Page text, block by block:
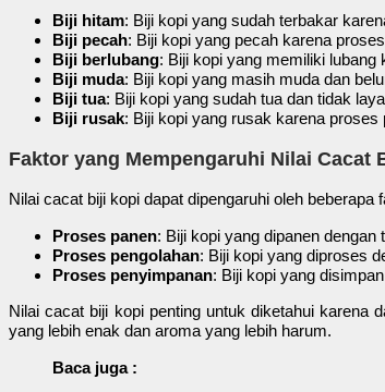
Biji hitam: Biji kopi yang sudah terbakar
Biji pecah: Biji kopi yang pecah karena
Biji berlubang: Biji kopi yang memiliki lubang
Biji muda: Biji kopi yang masih muda dan
Biji tua: Biji kopi yang sudah tua dan tidak
Biji rusak: Biji kopi yang rusak karena
Faktor yang Mempengaruhi Nilai Cacat
Nilai cacat biji kopi dapat dipengaruhi oleh beberapa
Proses panen: Biji kopi yang dipanen
Proses pengolahan: Biji kopi yang diproses
Proses penyimpanan: Biji kopi yang
Nilai cacat biji kopi penting untuk diketahui karena
yang lebih enak dan aroma yang lebih harum.
Baca juga :